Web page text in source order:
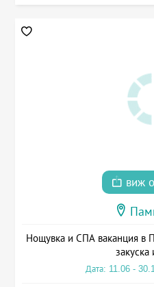
виж
Нощувка и СПА ваканция в
закуска
Дата: 11.06 -